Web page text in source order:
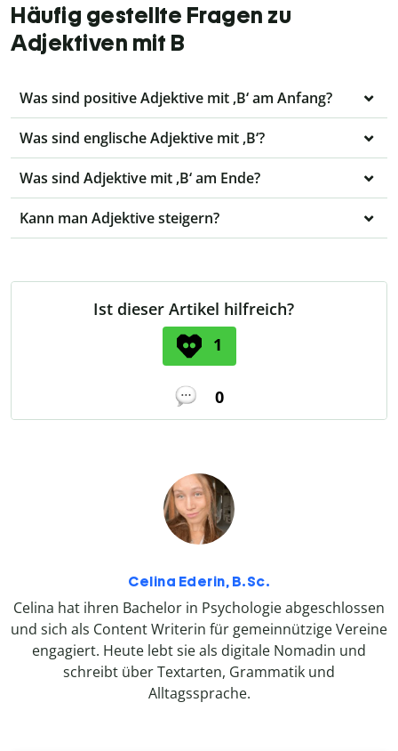
Häufig gestellte Fragen zu
Adjektiven mit B
Was sind positive Adjektive mit ,B‘ am Anfang?
Was sind englische Adjektive mit ,B‘?
Was sind Adjektive mit ,B‘ am Ende?
Kann man Adjektive steigern?
Ist dieser Artikel hilfreich?
1
0
Celina Ederin, B.Sc.
Celina hat ihren Bachelor in Psychologie abgeschlossen
und sich als Content Writerin für gemeinnützige Vereine
engagiert. Heute lebt sie als digitale Nomadin und
schreibt über Textarten, Grammatik und
Alltagssprache.